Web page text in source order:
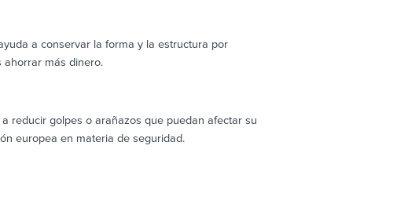
a conservar la forma y la estructura por
ahorrar más dinero.
reducir golpes o arañazos que puedan afectar su
europea en materia de seguridad.